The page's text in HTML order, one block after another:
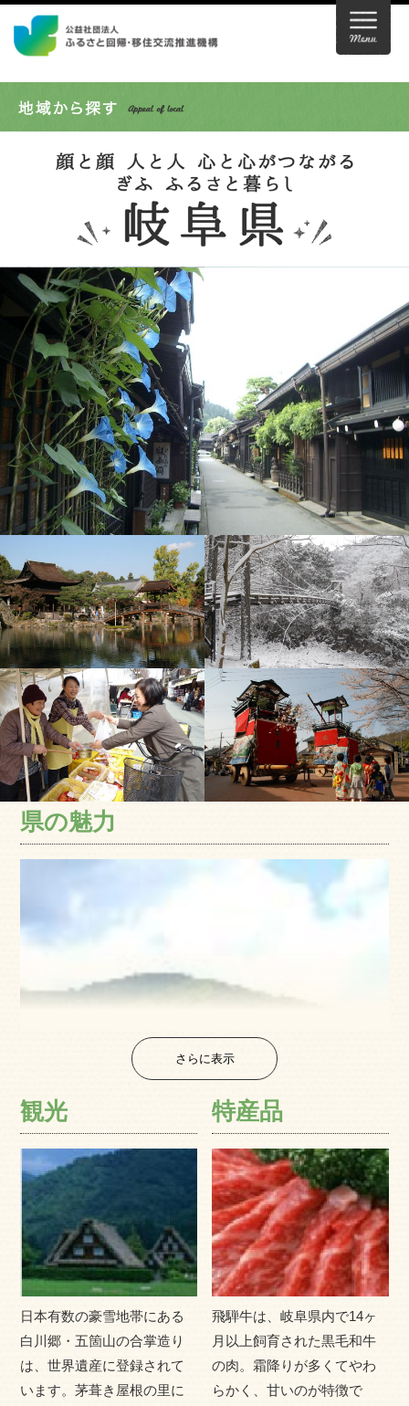
県の魅力
さらに表示
観光
日本有数の豪雪地帯にある
白川郷・五箇山の合掌造り
は、世界遺産に登録されて
います。茅葺き屋根の里に
特産品
飛騨牛は、岐阜県内で14ヶ
月以上飼育された黒毛和牛
の肉。霜降りが多くてやわ
らかく、甘いのが特徴で